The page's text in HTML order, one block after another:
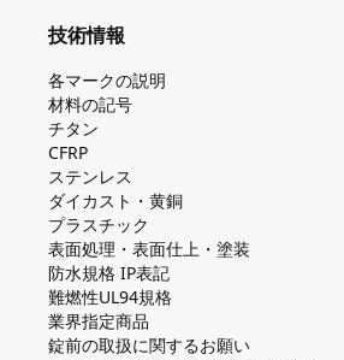
技術情報
各マークの説明
材料の記号
チタン
CFRP
ステンレス
ダイカスト・⻩銅
プラスチック
表面処理・表面仕上・塗装
防⽔規格 IP表記
難燃性UL94規格
業界指定商品
錠前の取扱に関するお願い